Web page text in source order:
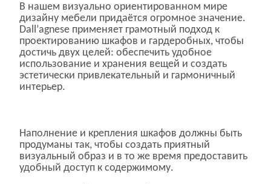
В нашем визуально ориентированном мире
дизайну мебели придаётся огромное значение.
Dall’agnese применяет грамотный подход к
проектированию шкафов и гардеробных, чтобы
достичь двух целей: обеспечить удобное
использование и хранения вещей и создать
эстетически привлекательный и гармоничный
интерьер.
Наполнение и крепления шкафов должны быть
продуманы так, чтобы создать приятный
визуальный образ и в то же время предоставить
удобный доступ к содержимому.